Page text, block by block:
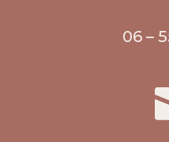
06 –